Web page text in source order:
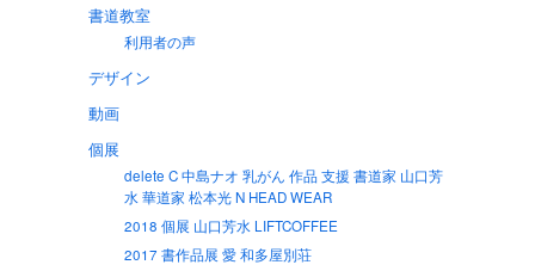
書道教室
利用者の声
デザイン
動画
個展
delete C 中島ナオ 乳がん 作品 支援 書道家 山口芳
水 華道家 松本光 N HEAD WEAR
2018 個展 山口芳水 LIFTCOFFEE
2017 書作品展 愛 和多屋別荘